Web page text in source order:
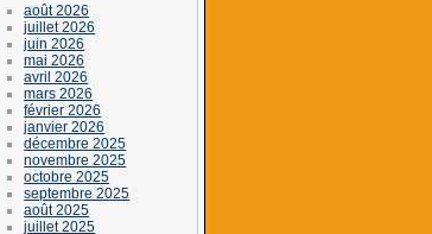
août 2026
juillet 2026
juin 2026
mai 2026
avril 2026
mars 2026
février 2026
janvier 2026
décembre 2025
novembre 2025
octobre 2025
septembre 2025
août 2025
juillet 2025